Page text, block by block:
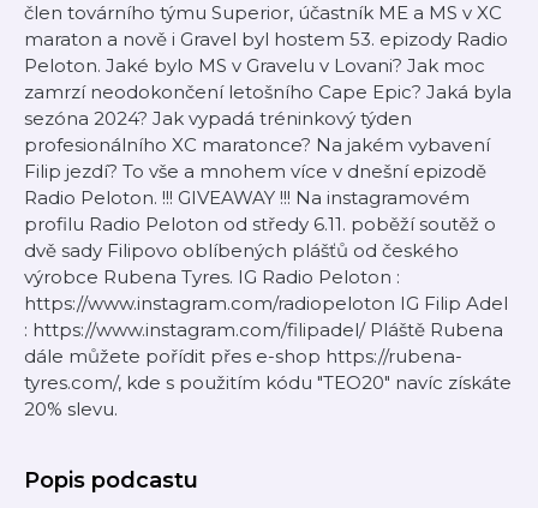
člen továrního týmu Superior, účastník ME a MS v XC
maraton a nově i Gravel byl hostem 53. epizody Radio
Peloton. Jaké bylo MS v Gravelu v Lovani? Jak moc
zamrzí neodokončení letošního Cape Epic? Jaká byla
sezóna 2024? Jak vypadá tréninkový týden
profesionálního XC maratonce? Na jakém vybavení
Filip jezdí? To vše a mnohem více v dnešní epizodě
Radio Peloton. !!! GIVEAWAY !!! Na instagramovém
profilu Radio Peloton od středy 6.11. poběží soutěž o
dvě sady Filipovo oblíbených plášťů od českého
výrobce Rubena Tyres. IG Radio Peloton :
https://www.instagram.com/radiopeloton IG Filip Adel
: https://www.instagram.com/filipadel/ Pláště Rubena
dále můžete pořídit přes e-shop https://rubena-
tyres.com/, kde s použitím kódu "TEO20" navíc získáte
20% slevu.
Popis podcastu